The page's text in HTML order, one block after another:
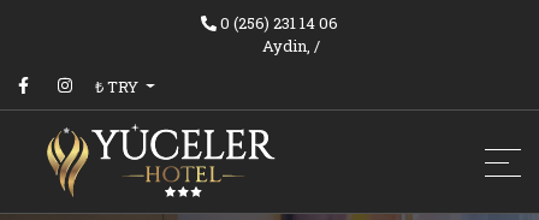
0 (256) 231 14 06
Aydin, /
₺ TRY